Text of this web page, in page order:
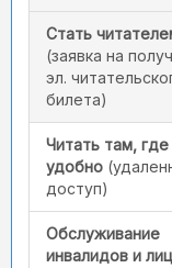
Стать
(заявка на
эл.
билета)
Читать там,
удобно
доступ)
Обслуживание
инвалидов и